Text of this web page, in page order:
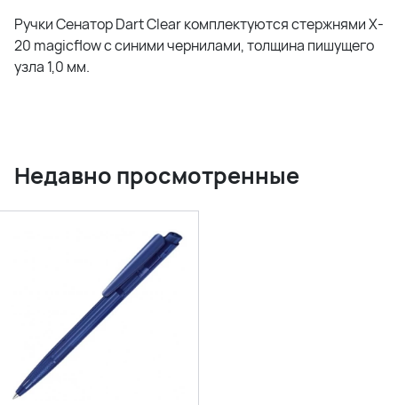
Ручки Сенатор Dart Clear комплектуются стержнями X-
20 magicflow с синими чернилами, толщина пишущего
узла 1,0 мм.
Недавно просмотренные